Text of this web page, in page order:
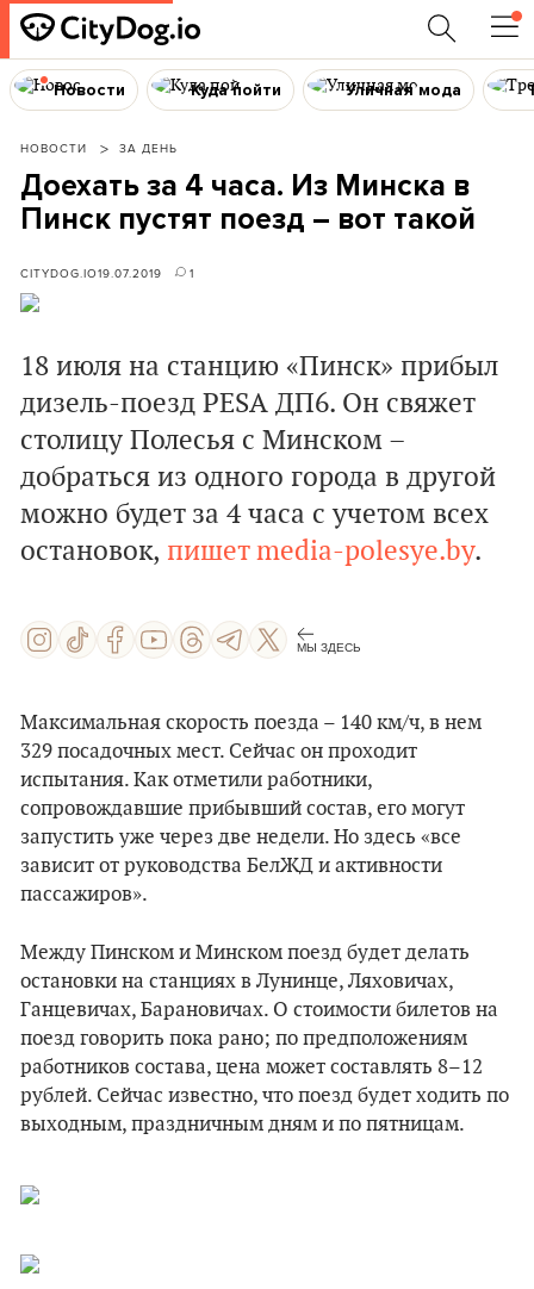
Новости Куда пойти Уличная мода
НОВОСТИ ЗА ДЕНЬ
Доехать за 4 часа. Из Минска в
Пинск пустят поезд – вот такой
CITYDOG.IO19.07.2019 1
18 июля на станцию «Пинск» прибыл
дизель-поезд PESA ДП6. Он свяжет
столицу Полесья с Минском –
добраться из одного города в другой
можно будет за 4 часа с учетом всех
остановок, пишет media-polesye.by.
МЫ ЗДЕСЬ
Максимальная скорость поезда – 140 км/ч, в нем
329 посадочных мест. Сейчас он проходит
испытания. Как отметили работники,
сопровождавшие прибывший состав, его могут
запустить уже через две недели. Но здесь «все
зависит от руководства БелЖД и активности
пассажиров».
Между Пинском и Минском поезд будет делать
остановки на станциях в Лунинце, Ляховичах,
Ганцевичах, Барановичах. О стоимости билетов на
поезд говорить пока рано; по предположениям
работников состава, цена может составлять 8–12
рублей. Сейчас известно, что поезд будет ходить по
выходным, праздничным дням и по пятницам.